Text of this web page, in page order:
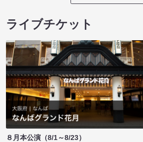
ライブチケット
８月本公演（8/1～8/23）